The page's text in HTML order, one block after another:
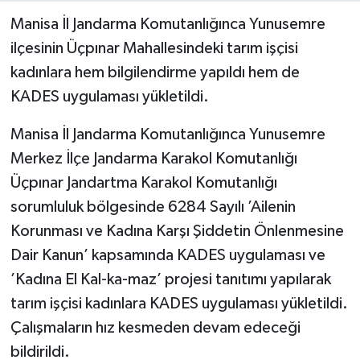
Manisa İl Jandarma Komutanlığınca Yunusemre
ilçesinin Üçpınar Mahallesindeki tarım işçisi
kadınlara hem bilgilendirme yapıldı hem de
KADES uygulaması yükletildi.
Manisa İl Jandarma Komutanlığınca Yunusemre
Merkez İlçe Jandarma Karakol Komutanlığı
Üçpınar Jandartma Karakol Komutanlığı
sorumluluk bölgesinde 6284 Sayılı ’Ailenin
Korunması ve Kadına Karşı Şiddetin Önlenmesine
Dair Kanun’ kapsamında KADES uygulaması ve
’Kadına El Kal-ka-maz’ projesi tanıtımı yapılarak
tarım işçisi kadınlara KADES uygulaması yükletildi.
Çalışmaların hız kesmeden devam edeceği
bildirildi.